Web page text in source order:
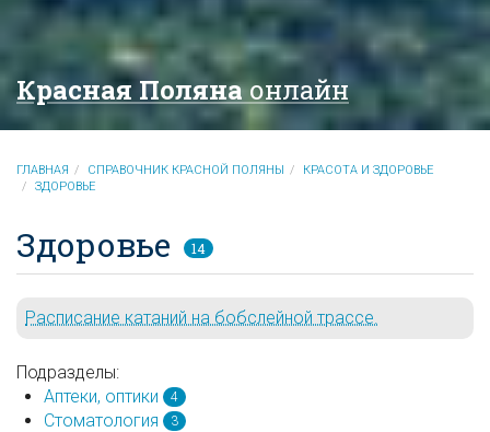
Красная Полянаонлайн
ГЛАВНАЯ СПРАВОЧНИК КРАСНОЙ ПОЛЯНЫ
КРАСОТА И ЗДОРОВЬЕ
ЗДОРОВЬЕ
Здоровье 14
Расписание катаний на бобслейной трассе.
Подразделы:
Аптеки, оптики
4
Стоматология 3